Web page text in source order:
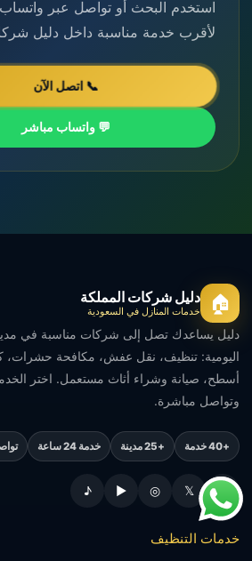
استخدم البحث أو تواصل عبر
لأقرب خدمة مناسبة داخل دليل
📞 اتصل الآن
💬 واتساب مباشر
🏠 دليل شركات المملكة
خدمات المنازل في السعودية
دليل يساعدك تصل إلى شركات مناسبة في
اليومية: تنظيف، نقل عفش، مكافحة
أسطح، صيانة وشراء أثاث مستعمل. اختر
وتواصل مباشرة.
+40 خدمة +25 مدينة خدمة 24 ساعة
𝕏
◎
▶
♪
خدمات التنظيف